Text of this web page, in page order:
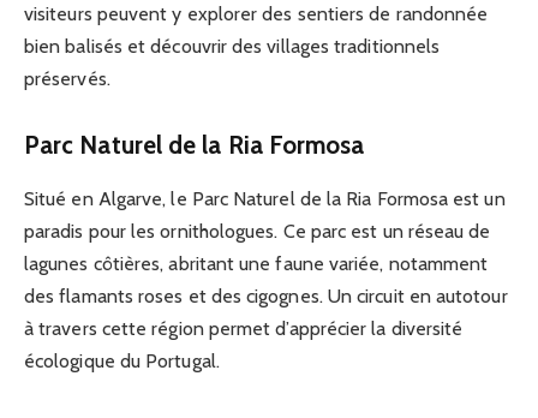
visiteurs peuvent y explorer des sentiers de randonnée
bien balisés et découvrir des villages traditionnels
préservés.
Parc Naturel de la Ria Formosa
Situé en Algarve, le Parc Naturel de la Ria Formosa est un
paradis pour les ornithologues. Ce parc est un réseau de
lagunes côtières, abritant une faune variée, notamment
des flamants roses et des cigognes. Un circuit en autotour
à travers cette région permet d’apprécier la diversité
écologique du Portugal.